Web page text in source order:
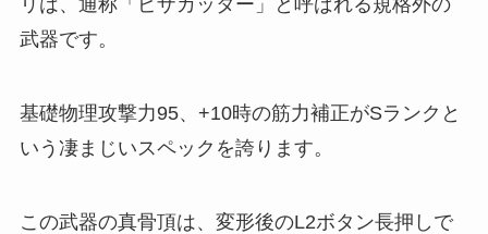
リは、通称「ピザカッター」と呼ばれる規格外の
武器です。
基礎物理攻撃力95、+10時の筋力補正がSランクと
いう凄まじいスペックを誇ります。
この武器の真骨頂は、変形後のL2ボタン長押しで